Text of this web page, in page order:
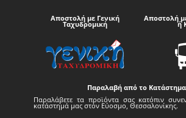
Αποστολή με Γενική
Ταχυδρομική
Αποστολή
ή
Παραλαβή από το Κατάστημα
Παραλάβετε τα προϊόντα σας κατόπιν
κατάστημά μας στον Εύοσμο, Θεσσαλονίκης.